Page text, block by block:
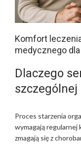
Komfort
medycznego
Dlaczego
szczególnej
Proces starzenia
wymagają regularnej
zmagają się z